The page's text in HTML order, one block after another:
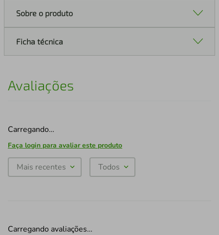
Sobre o produto
Ficha técnica
Avaliações
Carregando…
Faça login para avaliar este produto
Mais recentes Todos
Carregando avaliações…